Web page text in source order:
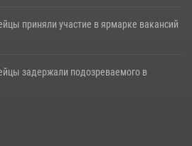
приняли участие в ярмарке вакансий
задержали подозреваемого в